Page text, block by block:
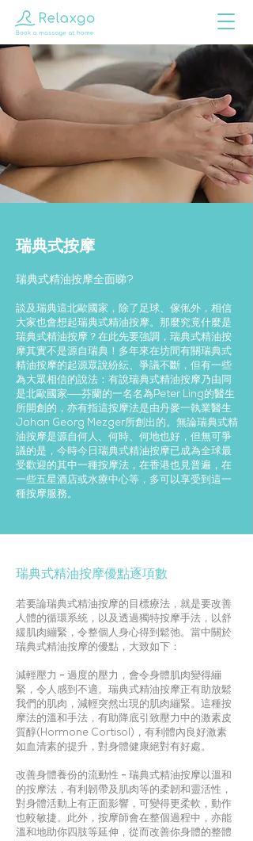
瑞典式按摩
瑞典式精油按摩全面睇?
談及瑞典這北歐國家，除了足球、傢俬外，相信
大家也會想起瑞典式精油按摩。那麼究竟什麼是
瑞典式精油按摩？在此先要強調，瑞典式精油按
摩其實不是源自瑞典！多年來在坊間有關瑞典式
精油按摩的起源眾說紛紜、爭議不斷，但有一些
為大眾相信的說法：有說瑞典式精油按摩乃由同
是北歐國家──芬蘭的一名名為Peter Ling的醫生
所開創的，亦有指這按摩法是由丹麥一執業醫生
Johan Georg Mezger所創出的。無論瑞典式精
油按摩是源自何人、何時、何地也好，但無可爭
議的是，今時今日瑞典式精油按摩已成為全球最
受歡迎的其中一種按摩法，在香港也見普遍，在
一些五星酒店或水療中心等，多可以享受到這一
種按摩服務。
瑞典式精油按摩優點逐項數
若要論瑞典式精油按摩的目標療法，就是要改善
人體的循環系統，以及透過獨特按摩手法，以舒
緩肌肉繃緊，令整個人身心得到鬆弛。當中關於
瑞典式精油按摩的優點，大致如下：
減輕壓力 - 過度的壓力，會令身體肌肉變得繃
緊，令人感到不適。瑞典式精油按摩正有助放鬆
我們的肌肉，減輕突然出現的肌肉繃緊。這種按
摩法的溫和手法，有助降底引致壓力中的激素皮
質醇(Hormone Cortisol)，有利體內良好激素
如血清素的提升，對身體健康絕對有好處。
改善身體養份的流動性 - 瑞典式精油按摩以溫和
的按摩法，有利韌帶及肌肉等的柔韌和靈活性，
對身體活動上有正面影響，可變得更柔軟，動作
也較敏捷。此外，按摩師會在整個過程中，亦能
溫和地助你四肢等延伸，從而改善你身體的整體